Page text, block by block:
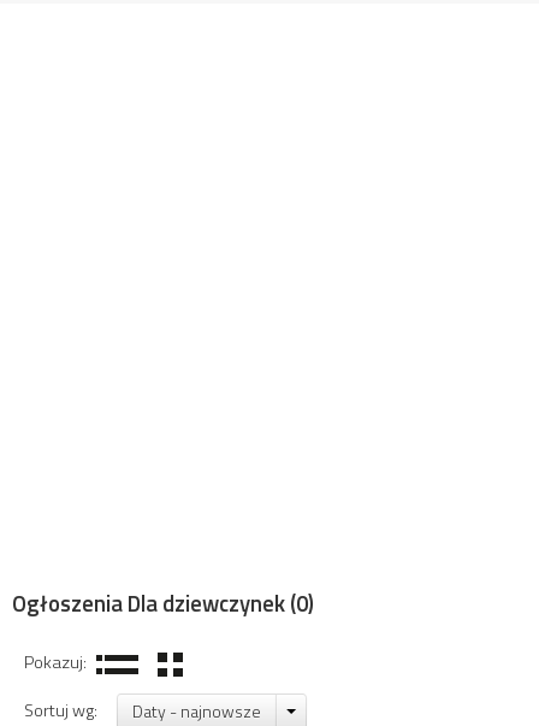
Ogłoszenia Dla dziewczynek(0)
Pokazuj:
Sortuj wg:
Daty - najnowsze